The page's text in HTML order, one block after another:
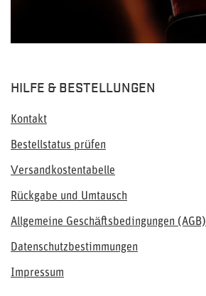
HILFE & BESTELLUNGEN
Kontakt
Bestellstatus prüfen
Versandkostentabelle
Rückgabe und Umtausch
Allgemeine Geschäftsbedingungen (AGB)
Datenschutzbestimmungen
Impressum